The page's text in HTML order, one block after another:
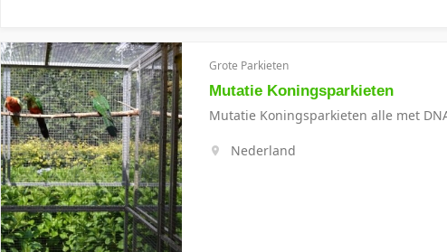
Grote Parkieten
Mutatie Koningsparkieten
Mutatie Koningsparkieten alle met
Nederland